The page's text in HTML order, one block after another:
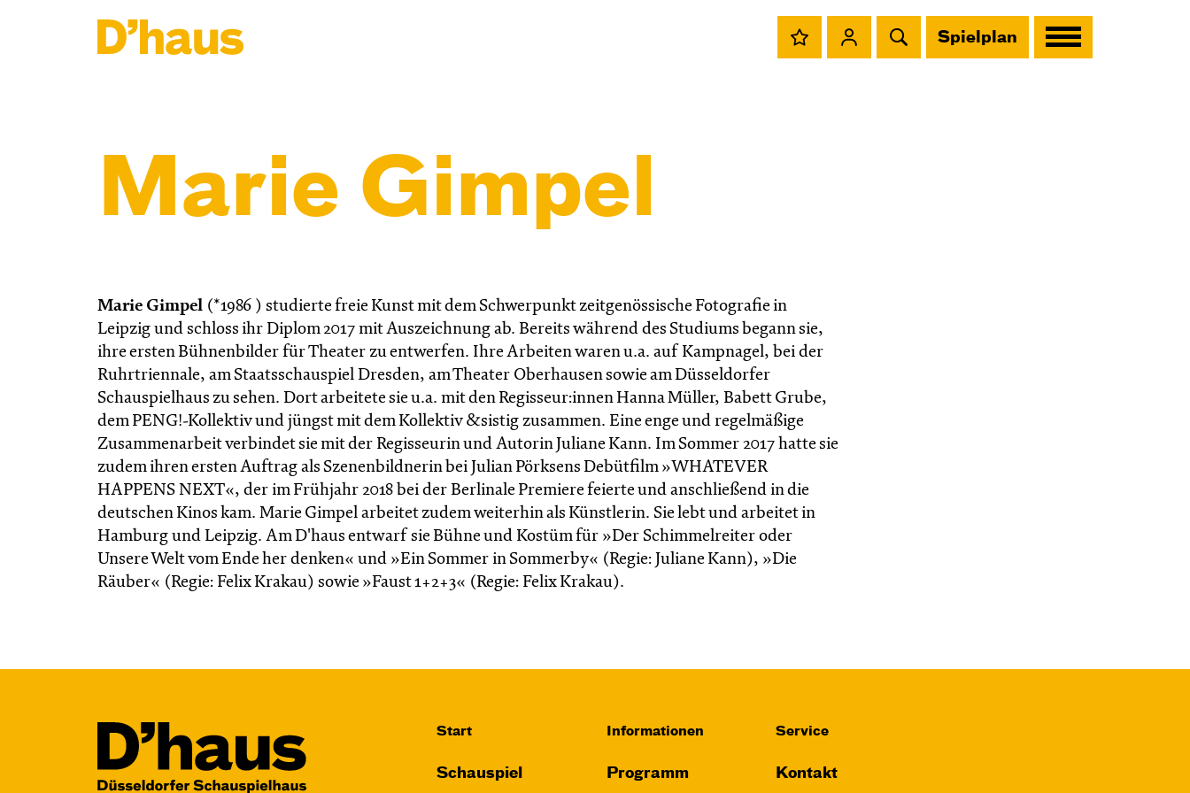
Spielplan
Marie Gimpel
Marie Gimpel (*1986 ) studierte freie Kunst mit dem Schwerpunkt zeitgenössische Fotografie in
Leipzig und schloss ihr Diplom 2017 mit Auszeichnung ab. Bereits während des Studiums begann sie,
ihre ersten Bühnenbilder für Theater zu entwerfen. Ihre Arbeiten waren u.a. auf Kampnagel, bei der
Ruhrtriennale, am Staatsschauspiel Dresden, am Theater Oberhausen sowie am Düsseldorfer
Schauspielhaus zu sehen. Dort arbeitete sie u.a. mit den Regisseur:innen Hanna Müller, Babett Grube,
dem PENG!-Kollektiv und jüngst mit dem Kollektiv &sistig zusammen. Eine enge und regelmäßige
Zusammenarbeit verbindet sie mit der Regisseurin und Autorin Juliane Kann. Im Sommer 2017 hatte sie
zudem ihren ersten Auftrag als Szenenbildnerin bei Julian Pörksens Debütfilm »WHATEVER
HAPPENS NEXT«, der im Frühjahr 2018 bei der Berlinale Premiere feierte und anschließend in die
deutschen Kinos kam. Marie Gimpel arbeitet zudem weiterhin als Künstlerin. Sie lebt und arbeitet in
Hamburg und Leipzig. Am D'haus entwarf sie Bühne und Kostüm für »Der Schimmelreiter oder
Unsere Welt vom Ende her denken« und »Ein Sommer in Sommerby« (Regie: Juliane Kann), »Die
Räuber« (Regie: Felix Krakau) sowie »Faust 1+2+3« (Regie: Felix Krakau).
Start
Schauspiel
Informationen
Programm
Service
Kontakt